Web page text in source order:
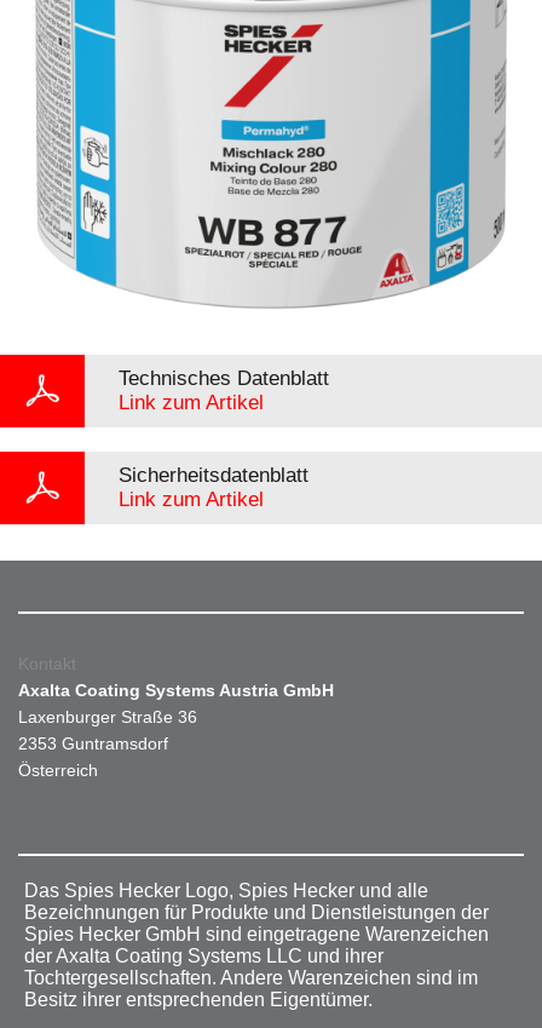
Technisches Datenblatt
Link zum Artikel
Sicherheitsdatenblatt
Link zum Artikel
Kontakt
Axalta Coating Systems Austria GmbH
Laxenburger Straße 36
2353 Guntramsdorf
Österreich
Das Spies Hecker Logo, Spies Hecker und alle
Bezeichnungen für Produkte und Dienstleistungen der
Spies Hecker GmbH sind eingetragene Warenzeichen
der Axalta Coating Systems LLC und ihrer
Tochtergesellschaften. Andere Warenzeichen sind im
Besitz ihrer entsprechenden Eigentümer.